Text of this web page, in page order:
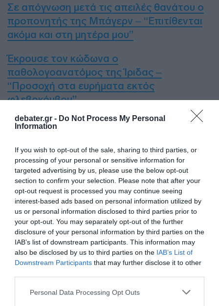
debater.gr - Do Not Process My Personal
Information
If you wish to opt-out of the sale, sharing to third parties, or
processing of your personal or sensitive information for
targeted advertising by us, please use the below opt-out
section to confirm your selection. Please note that after your
opt-out request is processed you may continue seeing
interest-based ads based on personal information utilized by
us or personal information disclosed to third parties prior to
your opt-out. You may separately opt-out of the further
disclosure of your personal information by third parties on the
IAB’s list of downstream participants. This information may
also be disclosed by us to third parties on the IAB’s List of
Downstream Participants that may further disclose it to other
Please note that this website/app uses one or more Google
Personal Data Processing Opt Outs
Σε απόγνωση μετά τις απειλές θανάτου ο
προπονητής της Μπάγερν – “Επιτίθενται
ακόμα και στη μητέρα μου”
Έκρουσε τον κώδωνα ο
παθολογοανατόμος της Ίριδας –
“Προσοχή στα ευρήματα εκτός
φλεβοκόμβου”
ΔΙΑΦΗΜΙΣΗ
Δυσοίωνη πρόβλεψη Μπλίνκεν για τον
πόλεμο στην Ουκρανία – “Θα μπορούσε να